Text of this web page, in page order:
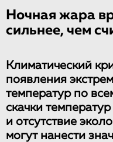
Ночная жара
сильнее, чем
Климатический
появления
температур по
скачки
и отсутствие
могут нанести